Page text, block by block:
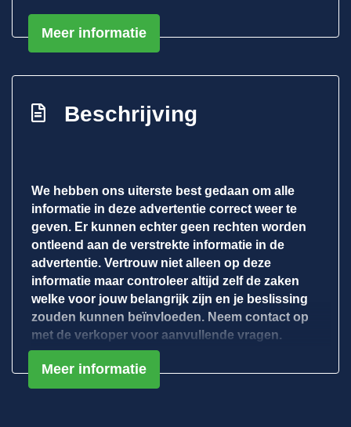
Electronic climate control
Lederen versnellingspook
Stuur verstelbaar
Zonnescherm(en)
Overige
Anti blokkeer systeem
Anti doorslip regeling
Bestuurdersairbag
Elektronisch stabiliteits programma
Meer informatie
Beschrijving
We hebben ons uiterste best gedaan om alle
informatie in deze advertentie correct weer te
geven. Er kunnen echter geen rechten worden
ontleend aan de verstrekte informatie in de
advertentie. Vertrouw niet alleen op deze
informatie maar controleer altijd zelf de zaken
welke voor jouw belangrijk zijn en je beslissing
zouden kunnen beïnvloeden. Neem contact op
met de verkoper voor aanvullende vragen.
Meer informatie